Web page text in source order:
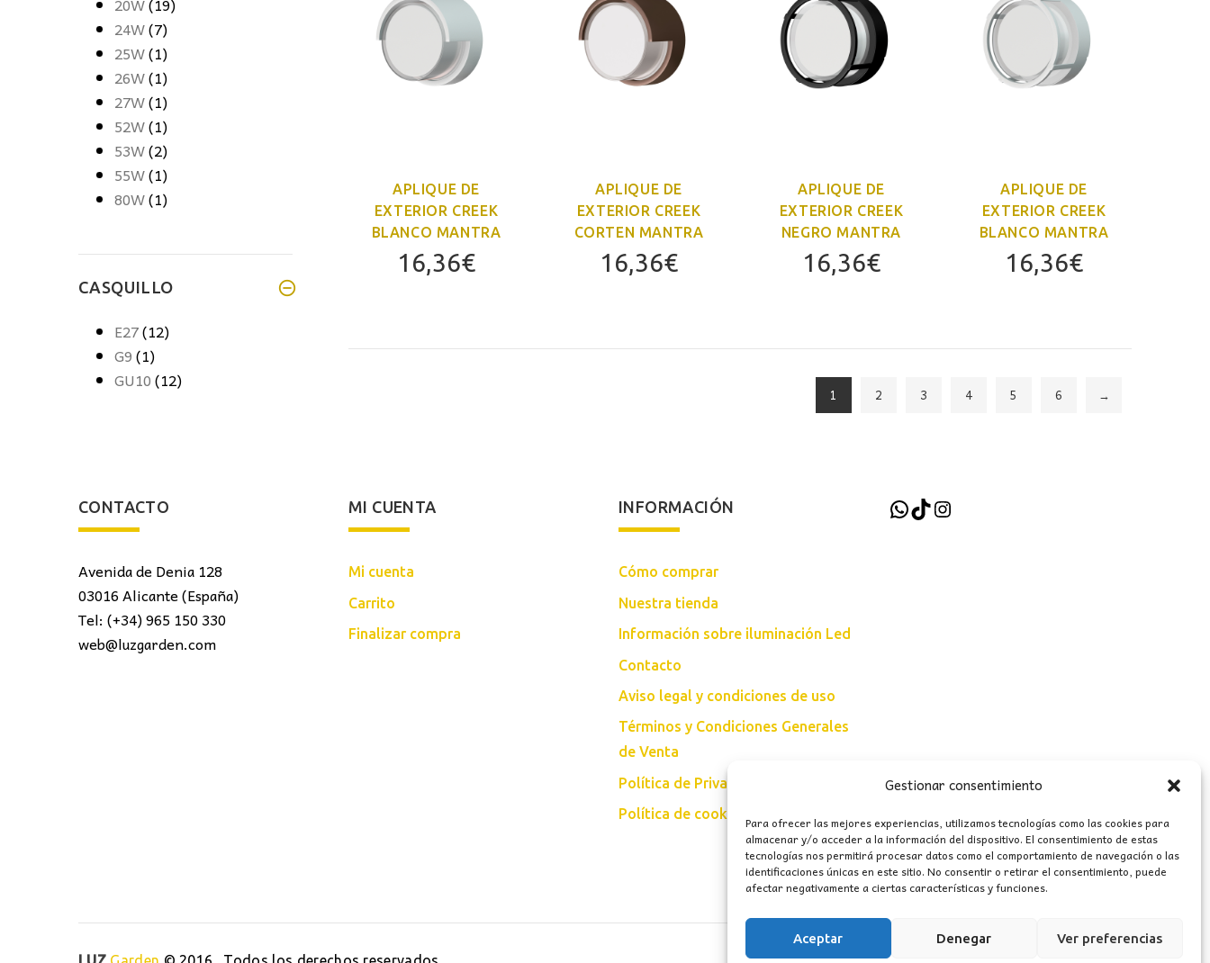
Gestionar consentimiento
Para ofrecer las mejores experiencias, utilizamos tecnologías como las cookies para
almacenar y/o acceder a la información del dispositivo. El consentimiento de estas
tecnologías nos permitirá procesar datos como el comportamiento de navegación o las
identificaciones únicas en este sitio. No consentir o retirar el consentimiento, puede
afectar negativamente a ciertas características y funciones.
Aceptar Denegar Ver preferencias
24W(7)
25W(1)
26W(1)
27W(1)
52W(1)
53W(2)
55W(1)
80W(1)
CASQUILLO
E27(12)
G9(1)
GU10(12)
APLIQUE DE
EXTERIOR CREEK
BLANCO MANTRA
16,36€
APLIQUE DE
EXTERIOR CREEK
CORTEN MANTRA
16,36€
APLIQUE DE
EXTERIOR CREEK
NEGRO MANTRA
16,36€
APLIQUE DE
EXTERIOR CREEK
BLANCO MANTRA
16,36€
1 2 3 4 5 6 →
CONTACTO
Avenida de Denia 128
03016 Alicante (España)
Tel: (+34) 965 150 330
web@luzgarden.com
MI CUENTA
Mi cuenta
Carrito
Finalizar compra
INFORMACIÓN
Cómo comprar
Nuestra tienda
Información sobre iluminación Led
Contacto
Aviso legal y condiciones de uso
Términos y Condiciones Generales
de Venta
Política de Privacidad
Política de cookies (UE)
WhatsApp
TikTokInstagram